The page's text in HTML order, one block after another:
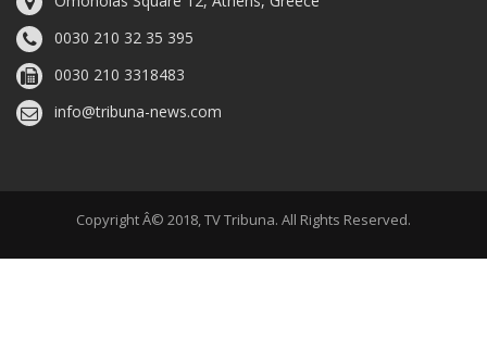
0030 210 32 35 395
0030 210 3318483
info@tribuna-news.com
Copyright Â© 2018, TV Tribuna. All Rights Reserved.